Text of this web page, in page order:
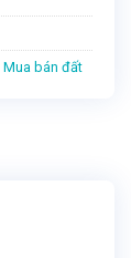
Mua bán đất